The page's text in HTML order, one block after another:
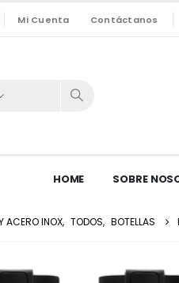
Mi Cuenta Contáctanos
HOME SOBRE
ACERO INOX, TODOS, BOTELLAS